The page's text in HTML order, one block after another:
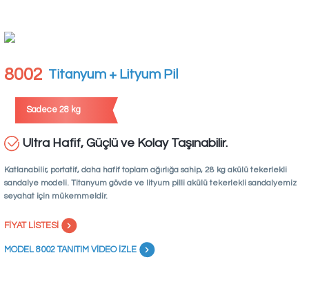
8002 Titanyum + Lityum Pil
Sadece 28 kg
Ultra Hafif, Güçlü ve Kolay Taşınabilir.
Katlanabilir, portatif, daha hafif toplam ağırlığa sahip, 28 kg akülü tekerlekli
sandalye modeli. Titanyum gövde ve lityum pilli akülü tekerlekli sandalyemiz
seyahat için mükemmeldir.
FİYAT LİSTESİ
MODEL 8002 TANITIM VİDEO İZLE